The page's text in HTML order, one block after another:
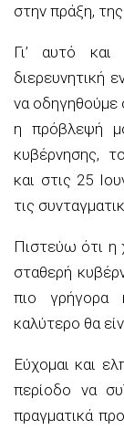
στην πράξη,
Γι’ αυτό
διερευνητική
να οδηγηθούμε
η πρόβλεψή
κυβέρνησης,
και στις 25
τις
Πιστεύω ότι η
σταθερή
πιο γρήγορα
καλύτερο θα
Εύχομαι και
περίοδο να
πραγματικά